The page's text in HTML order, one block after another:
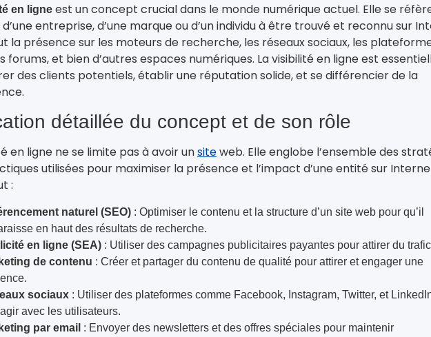
en ligne est un concept crucial dans le monde numérique actuel. Elle se
entreprise, d’une marque ou d’un individu à être trouvé et reconnu sur
la présence sur les moteurs de recherche, les réseaux sociaux, les
forums, et bien d’autres espaces numériques. La visibilité en ligne est
des clients potentiels, établir une réputation solide, et se différencier de la
détaillée du concept et de son rôle
en ligne ne se limite pas à avoir unsiteweb. Elle englobe l’ensemble des
utilisées pour maximiser la présence et l’impact d’une entité sur
:
naturel (SEO) : Optimiser le contenu et la structure d’un site web pour qu’il
en haut des résultats de recherche.
en ligne (SEA) : Utiliser des campagnes publicitaires payantes pour attirer du
de contenu : Créer et partager du contenu de qualité pour attirer et engager une
sociaux : Utiliser des plateformes comme Facebook, Instagram, Twitter, et
avec les utilisateurs.
par email : Envoyer des newsletters et des offres spéciales pour maintenir